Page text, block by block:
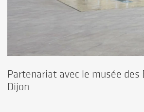
Partenariat avec le musée des
Dijon